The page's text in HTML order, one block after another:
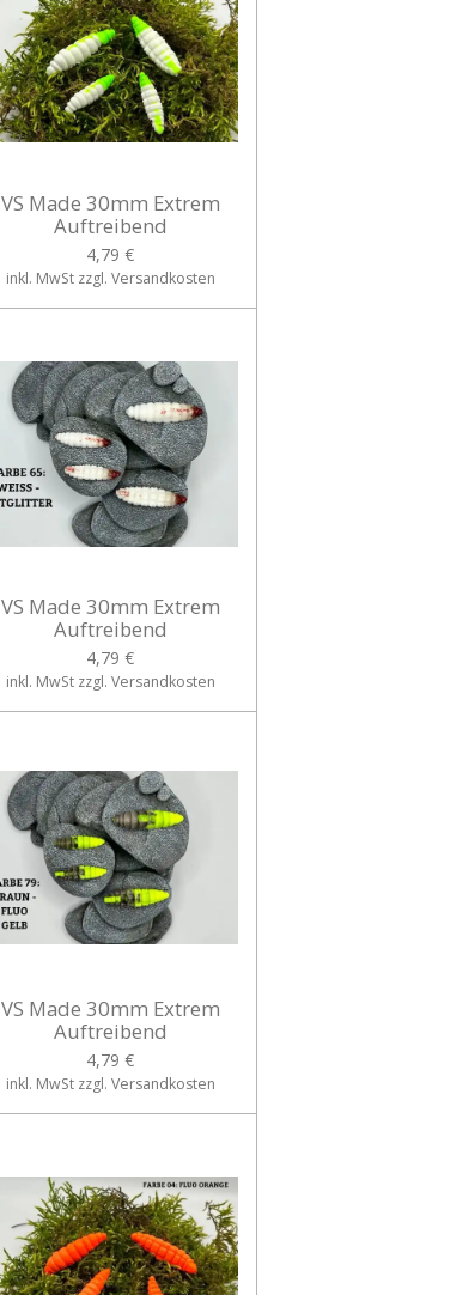
VS Made 30mm Extrem
Auftreibend
4,79 €
inkl. MwSt zzgl. Versandkosten
VS Made 30mm Extrem
Auftreibend
4,79 €
inkl. MwSt zzgl. Versandkosten
VS Made 30mm Extrem
Auftreibend
4,79 €
inkl. MwSt zzgl. Versandkosten